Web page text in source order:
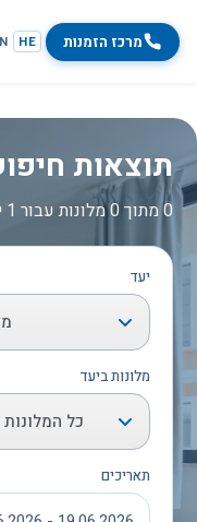
מרכז הזמנות HE
תוצאות
0 מתוך 0 מלונות עבור 1 יעדים נבחרו
יעד
מלונות ביעד
כל
תאריכים